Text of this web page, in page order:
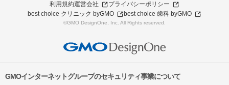
利用規約運営会社
プライバシーポリシー
best choice クリニック byGMO
best choice 歯科 byGMO
©GMO DesignOne, Inc. All Rights reserved.
GMOインターネットグループのセキュリティ事業について